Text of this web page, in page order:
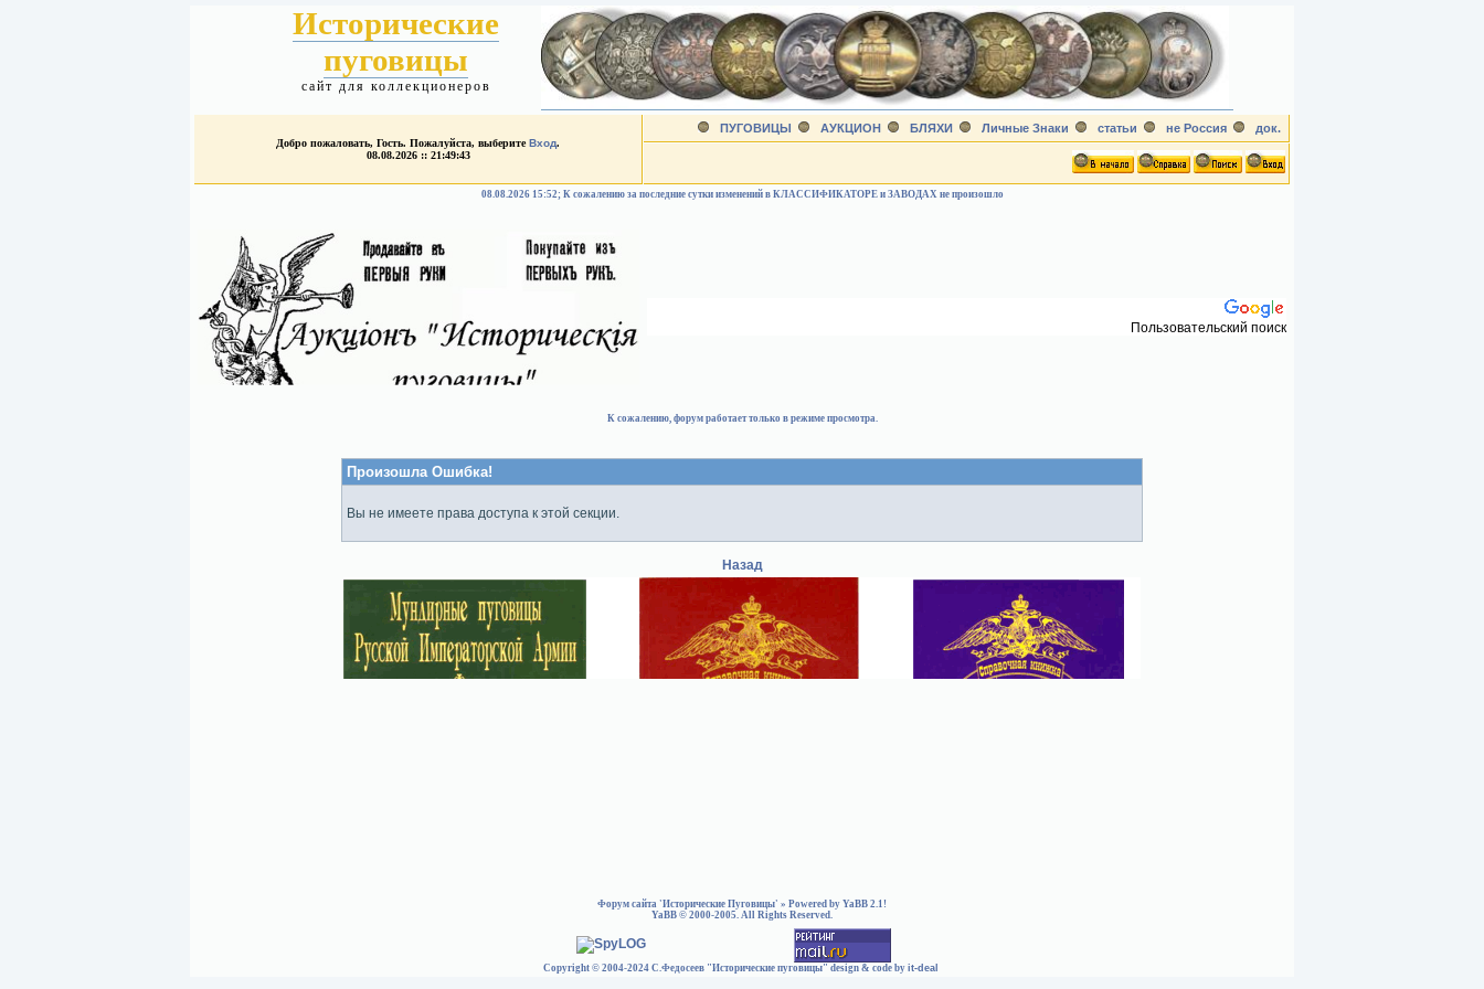
Исторические
пуговицы
сайт для коллекционеров
Добро пожаловать, Гость. Пожалуйста, выберитеВход.
08.08.2026 :: 21:49:43
ПУГОВИЦЫ АУКЦИОН БЛЯХИ Личные Знаки статьи не Россия док.
08.08.2026 15:52; К сожалению за последние сутки изменений в КЛАССИФИКАТОРЕ и ЗАВОДАХ не произошло
Пользовательский поиск
К сожалению, форум работает только в режиме просмотра.
Произошла Ошибка!
Вы не имеете права доступа к этой секции.
Назад
Форум сайта 'Исторические Пуговицы' » Powered by YaBB 2.1!
YaBB © 2000-2005. All Rights Reserved.
Copyright © 2004-2024 С.Федосеев "Исторические пуговицы" design & code by it-deal